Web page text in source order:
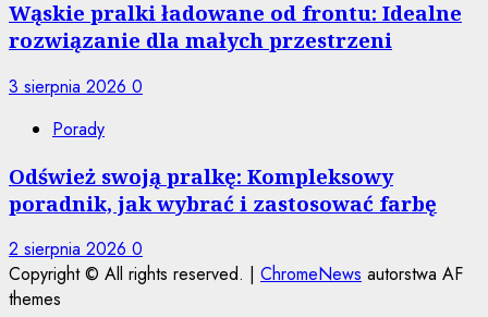
Wąskie pralki ładowane od frontu: Idealne
rozwiązanie dla małych przestrzeni
3 sierpnia 2026 0
Porady
Odśwież swoją pralkę: Kompleksowy
poradnik, jak wybrać i zastosować farbę
2 sierpnia 2026 0
Copyright © All rights reserved. | ChromeNews autorstwa AF
themes